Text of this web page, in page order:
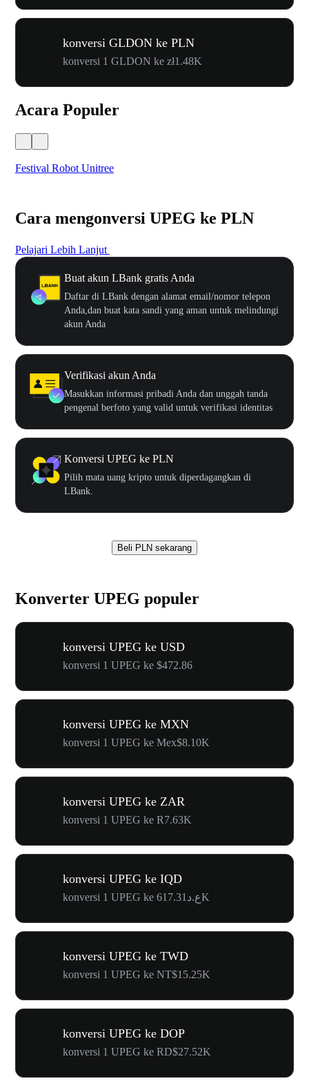
konversi GLDON ke PLN
konversi 1 GLDON ke zł1.48K
Acara Populer
Festival Robot Unitree
Cara mengonversi UPEG ke PLN
Pelajari Lebih Lanjut
Buat akun LBank gratis Anda
Daftar di LBank dengan alamat email/nomor telepon
Anda,dan buat kata sandi yang aman untuk melindungi
akun Anda
Verifikasi akun Anda
Masukkan informasi pribadi Anda dan unggah tanda
pengenal berfoto yang valid untuk verifikasi identitas
Konversi UPEG ke PLN
Pilih mata uang kripto untuk diperdagangkan di
LBank.
Beli PLN sekarang
Konverter UPEG populer
konversi UPEG ke USD
konversi 1 UPEG ke $472.86
konversi UPEG ke MXN
konversi 1 UPEG ke Mex$8.10K
konversi UPEG ke ZAR
konversi 1 UPEG ke R7.63K
konversi UPEG ke IQD
konversi 1 UPEG ke ع.د617.31K
konversi UPEG ke TWD
konversi 1 UPEG ke NT$15.25K
konversi UPEG ke DOP
konversi 1 UPEG ke RD$27.52K